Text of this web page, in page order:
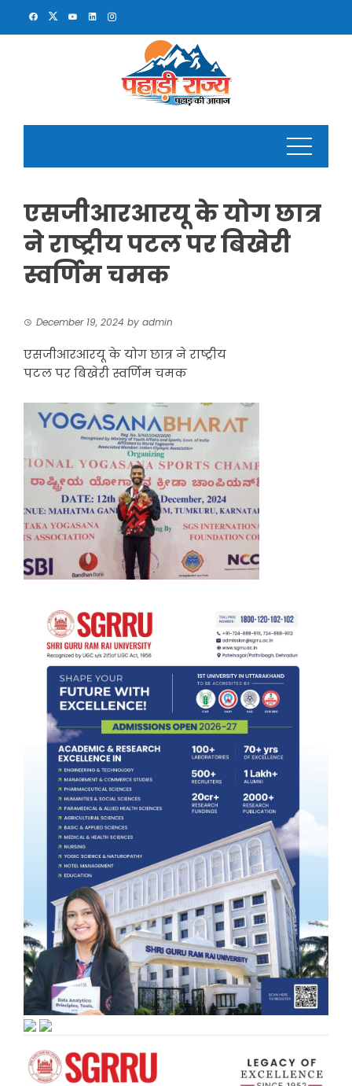
एसजीआरआरयू के योग छात्र
ने राष्ट्रीय पटल पर बिखेरी
स्वर्णिम चमक
December 19, 2024 by admin
एसजीआरआरयू के योग छात्र ने राष्ट्रीय
पटल पर बिखेरी स्वर्णिम चमक